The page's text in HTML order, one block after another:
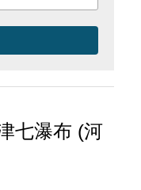
七瀑布 (河